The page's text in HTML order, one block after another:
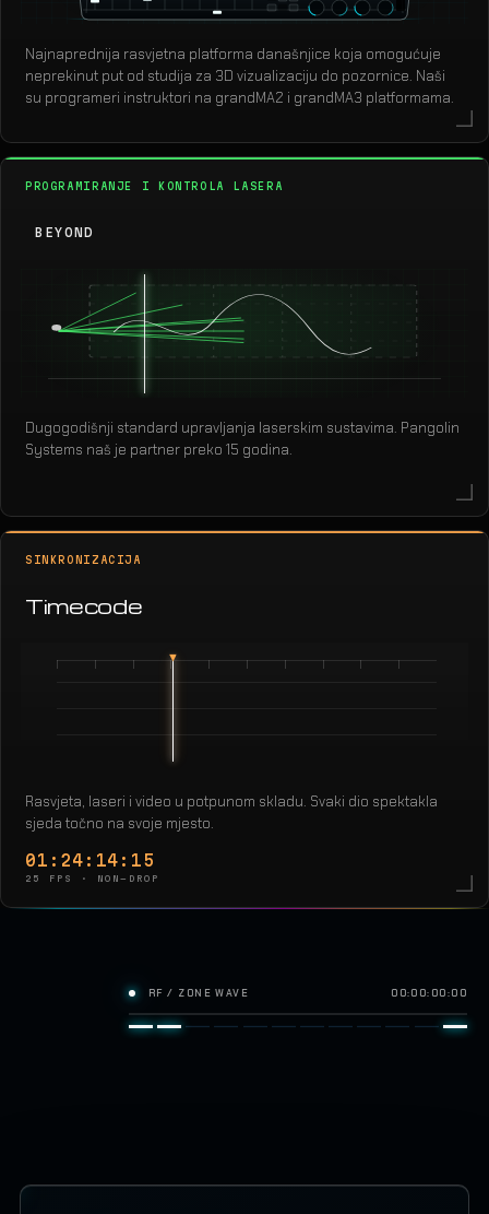
Najnaprednija rasvjetna platforma današnjice koja omogućuje
neprekinut put od studija za 3D vizualizaciju do pozornice. Naši
su programeri instruktori na grandMA2 i grandMA3 platformama.
PROGRAMIRANJE I KONTROLA LASERA
BEYOND
Dugogodišnji standard upravljanja laserskim sustavima. Pangolin
Systems naš je partner preko 15 godina.
SINKRONIZACIJA
Timecode
Rasvjeta, laseri i video u potpunom skladu. Svaki dio spektakla
sjeda točno na svoje mjesto.
01:24:16:21
25 FPS · NON-DROP
RF / ZONE WAVE 00:00:00:00